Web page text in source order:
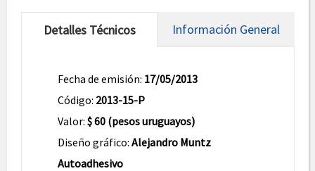
Detalles Técnicos Información General
Fecha de emisión: 17/05/2013
Código: 2013-15-P
Valor: $ 60 (pesos uruguayos)
Diseño gráfico: Alejandro Muntz
Autoadhesivo